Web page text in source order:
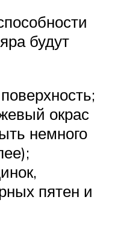
будут
окрас
немного
пятен и